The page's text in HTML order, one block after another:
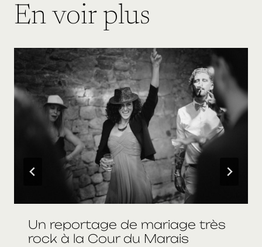
En voir plus
Un reportage de mariage très
rock à la Cour du Marais